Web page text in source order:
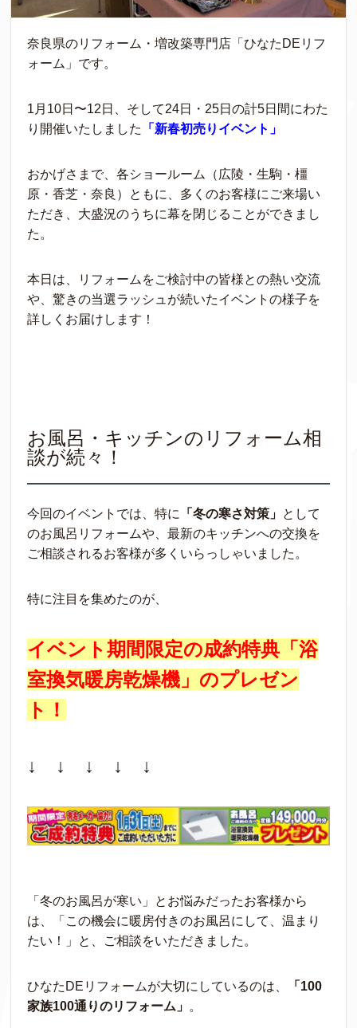
奈良県のリフォーム・増改築専門店「ひなたDEリフ
ォーム」です。
1月10日〜12日、そして24日・25日の計5日間にわた
り開催いたしました
「新春初売りイベント」
おかげさまで、各ショールーム（広陵・生駒・橿
原・香芝・奈良）ともに、多くのお客様にご来場い
ただき、大盛況のうちに幕を閉じることができまし
た。
本日は、リフォームをご検討中の皆様との熱い交流
や、驚きの当選ラッシュが続いたイベントの様子を
詳しくお届けします！
お風呂・キッチンのリフォーム相
談が続々！
今回のイベントでは、特に 「冬の寒さ対策」 として
のお風呂リフォームや、最新のキッチンへの交換を
ご相談されるお客様が多くいらっしゃいました。
特に注目を集めたのが、
イベント期間限定の成約特典「浴
室換気暖房乾燥機」のプレゼン
ト！
↓ ↓ ↓ ↓ ↓
「冬のお風呂が寒い」とお悩みだったお客様から
は、「この機会に暖房付きのお風呂にして、温まり
たい！」と、ご相談をいただきました。
ひなたDEリフォームが大切にしているのは、
「100
家族100通りのリフォーム」 。